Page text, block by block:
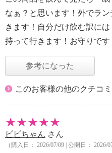
なぁ？と思います！外でラ
きます！自分だけ飲む訳に
持って行きます！お守りです
参考になった
このお客様の他のクチコ
ビビちゃん さん
（購入日： 2026/07/09 | 公開日： 2026/